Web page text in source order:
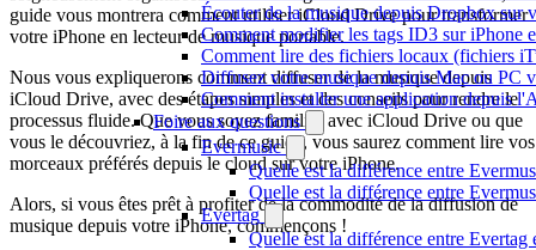
Écouter de la musique depuis Dropbox sur
Comment modifier les tags ID3 sur iPhone
Comment lire des fichiers locaux (fichiers
Diffusez votre musique depuis Mac ou PC
Comment installer une application depuis
Foire aux questions
Evermusic
Quelle est la différence entre
Quelle est la différence entre
Evertag
Quelle est la différence entre Evertag
guide vous montrera comment utiliser iCloud Drive pour transformer
votre iPhone en lecteur de musique portable.
Nous vous expliquerons comment diffuser de la musique depuis
iCloud Drive, avec des étapes simples et des conseils pour rendre le
processus fluide. Que vous soyez familier avec iCloud Drive ou que
vous le découvriez, à la fin de ce guide, vous saurez comment lire vos
morceaux préférés depuis le cloud sur votre iPhone.
Alors, si vous êtes prêt à profiter de la commodité de la diffusion de
musique depuis votre iPhone, commençons !